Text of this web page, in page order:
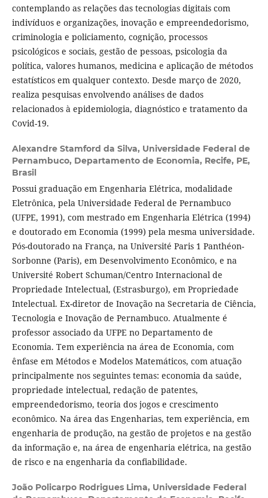
contemplando as relações das tecnologias digitais com
indivíduos e organizações, inovação e empreendedorismo,
criminologia e policiamento, cognição, processos
psicológicos e sociais, gestão de pessoas, psicologia da
política, valores humanos, medicina e aplicação de métodos
estatísticos em qualquer contexto. Desde março de 2020,
realiza pesquisas envolvendo análises de dados
relacionados à epidemiologia, diagnóstico e tratamento da
Covid-19.
Alexandre Stamford da Silva, Universidade Federal de
Pernambuco, Departamento de Economia, Recife, PE,
Brasil
Possui graduação em Engenharia Elétrica, modalidade
Eletrônica, pela Universidade Federal de Pernambuco
(UFPE, 1991), com mestrado em Engenharia Elétrica (1994)
e doutorado em Economia (1999) pela mesma universidade.
Pós-doutorado na França, na Université Paris 1 Panthéon-
Sorbonne (Paris), em Desenvolvimento Econômico, e na
Université Robert Schuman/Centro Internacional de
Propriedade Intelectual, (Estrasburgo), em Propriedade
Intelectual. Ex-diretor de Inovação na Secretaria de Ciência,
Tecnologia e Inovação de Pernambuco. Atualmente é
professor associado da UFPE no Departamento de
Economia. Tem experiência na área de Economia, com
ênfase em Métodos e Modelos Matemáticos, com atuação
principalmente nos seguintes temas: economia da saúde,
propriedade intelectual, redação de patentes,
empreendedorismo, teoria dos jogos e crescimento
econômico. Na área das Engenharias, tem experiência, em
engenharia de produção, na gestão de projetos e na gestão
da informação e, na área de engenharia elétrica, na gestão
de risco e na engenharia da confiabilidade.
João Policarpo Rodrigues Lima, Universidade Federal